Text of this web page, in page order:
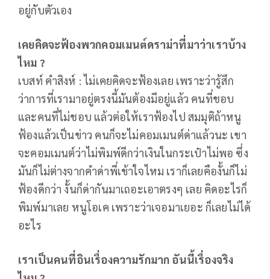
อยู่กับตัวเอง
เคยคิดจะฟ้องพวกคอมเมนต์ดราม่าที่มาว่าเราบ้าง
ไหม ?
เบสท์ คำสิงห์ : ไม่เคยคิดจะฟ้องเลย เพราะว่ารู้สึก
ว่าการที่เรามาอยู่ตรงนี้มันต้องมีอยู่แล้ว คนที่ชอบ
และคนที่ไม่ชอบ แล้วต่อให้เราฟ้องไป สมมุติถ้าหนู
ฟ้องแล้วเป็นข่าว คนก็จะไม่คอมเมนต์ด่าแล้วนะ เขา
จะคอมเมนต์ว่าไม่พิมพ์ดีกว่าเงินในกระเป๋าไม่พอ ซึ่ง
มันก็ไม่ต่างจากคำด่าพี่เข้าใจไหม เราก็เลยคืองั้นก็ไม่
ฟ้องดีกว่า งั้นก็ด่ากันมาเถอะเอาตรงๆ เลย คิดอะไรก็
พิมพ์มาเลย หนูโอเค เพราะว่าเจอมาเยอะ ก็เลยไม่ได้
อะไร
เราเป็นคนที่อินเรื่องความรักมาก อันนี้เรื่องจริง